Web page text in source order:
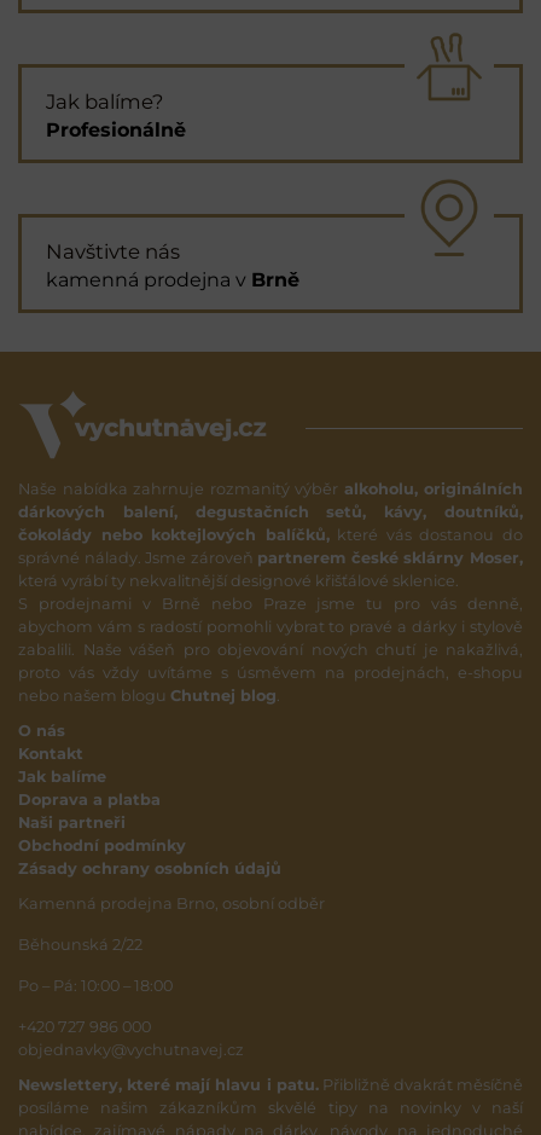
Jak balíme?
Profesionálně
Navštivte nás
kamenná prodejna v Brně
Naše nabídka zahrnuje rozmanitý výběr alkoholu, originálních
dárkových balení, degustačních setů, kávy, doutníků,
čokolády nebo koktejlových balíčků,které vás dostanou do
správné nálady. Jsme zároveň partnerem české sklárny Moser,
která vyrábí ty nekvalitnější designové křišťálové sklenice.
S prodejnami v Brně nebo Praze jsme tu pro vás denně,
abychom vám s radostí pomohli vybrat to pravé a dárky i stylově
zabalili. Naše vášeň pro objevování nových chutí je nakažlivá,
proto vás vždy uvítáme s úsměvem na prodejnách, e-shopu
nebo našem blogu Chutnej blog.
O nás
Kontakt
Jak balíme
Doprava a platba
Naši partneři
Obchodní podmínky
Zásady ochrany osobních údajů
Kamenná prodejna Brno, osobní odběr
Běhounská 2/22
Po – Pá: 10:00 – 18:00
+420 727 986 000
objednavky@vychutnavej.cz
Newslettery, které mají hlavu i patu.Přibližně dvakrát měsíčně
posíláme našim zákazníkům skvělé tipy na novinky v naší
nabídce, zajímavé nápady na dárky, návody na jednoduché